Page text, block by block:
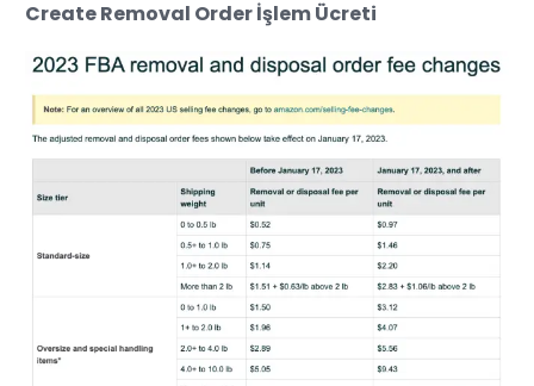
Create Removal Order İşlem Ücreti